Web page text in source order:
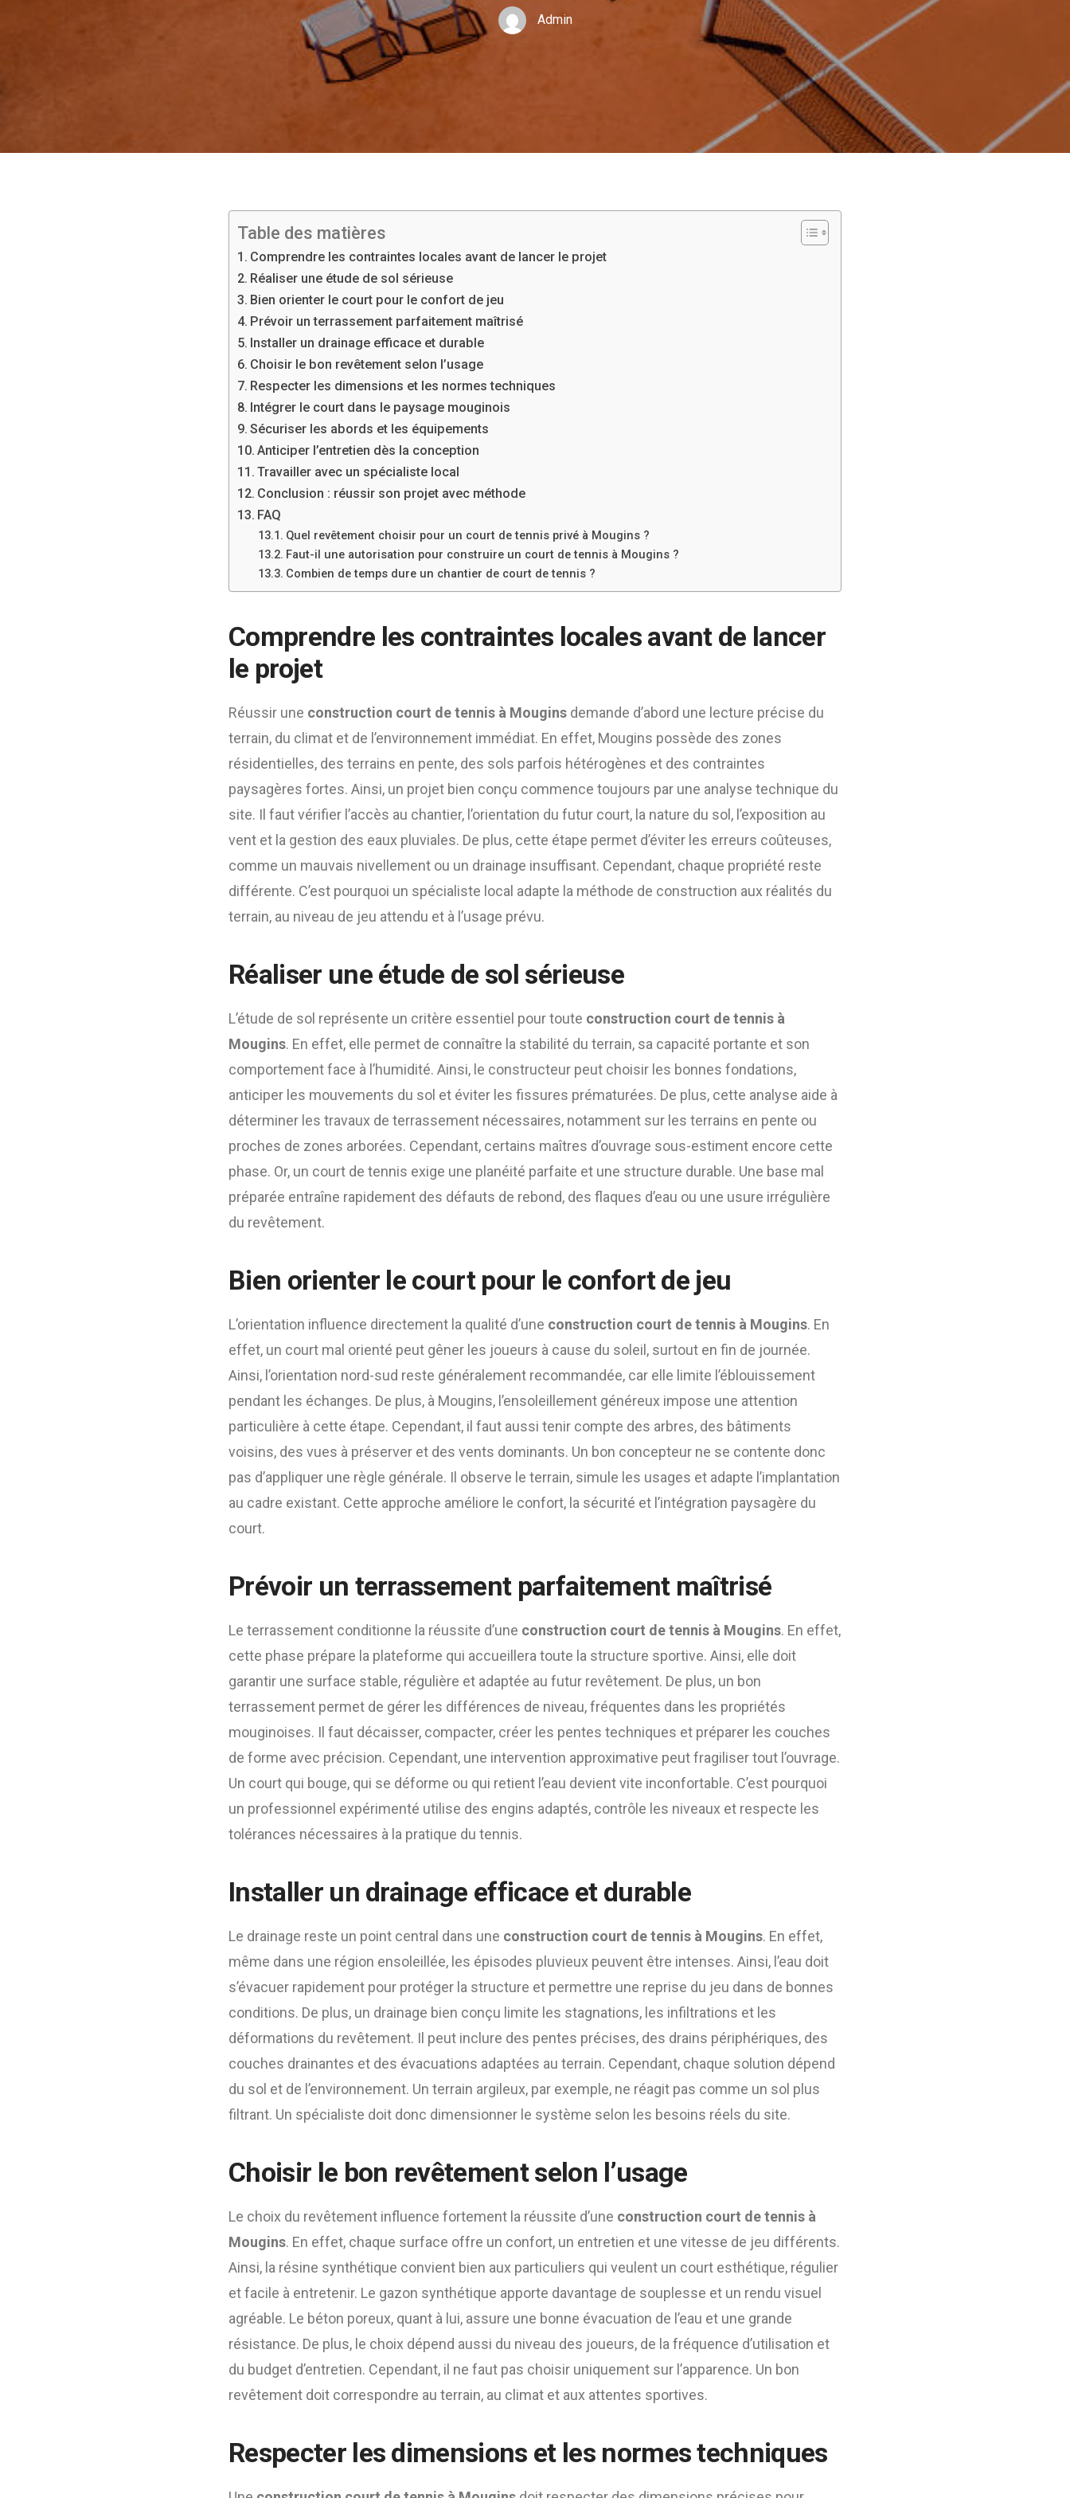
Admin
Table des matières
Comprendre les contraintes locales avant de lancer le projet
Réaliser une étude de sol sérieuse
Bien orienter le court pour le confort de jeu
Prévoir un terrassement parfaitement maîtrisé
Installer un drainage efficace et durable
Choisir le bon revêtement selon l’usage
Respecter les dimensions et les normes techniques
Intégrer le court dans le paysage mouginois
Sécuriser les abords et les équipements
Anticiper l’entretien dès la conception
Travailler avec un spécialiste local
Conclusion : réussir son projet avec méthode
FAQ
Quel revêtement choisir pour un court de tennis privé à Mougins ?
Faut-il une autorisation pour construire un court de tennis à Mougins ?
Combien de temps dure un chantier de court de tennis ?
Comprendre les contraintes locales avant de lancer
le projet
Réussir une construction court de tennis à Mougins demande d’abord une lecture précise du
terrain, du climat et de l’environnement immédiat. En effet, Mougins possède des zones
résidentielles, des terrains en pente, des sols parfois hétérogènes et des contraintes
paysagères fortes. Ainsi, un projet bien conçu commence toujours par une analyse technique du
site. Il faut vérifier l’accès au chantier, l’orientation du futur court, la nature du sol, l’exposition au
vent et la gestion des eaux pluviales. De plus, cette étape permet d’éviter les erreurs coûteuses,
comme un mauvais nivellement ou un drainage insuffisant. Cependant, chaque propriété reste
différente. C’est pourquoi un spécialiste local adapte la méthode de construction aux réalités du
terrain, au niveau de jeu attendu et à l’usage prévu.
Réaliser une étude de sol sérieuse
L’étude de sol représente un critère essentiel pour toute construction court de tennis à
Mougins. En effet, elle permet de connaître la stabilité du terrain, sa capacité portante et son
comportement face à l’humidité. Ainsi, le constructeur peut choisir les bonnes fondations,
anticiper les mouvements du sol et éviter les fissures prématurées. De plus, cette analyse aide à
déterminer les travaux de terrassement nécessaires, notamment sur les terrains en pente ou
proches de zones arborées. Cependant, certains maîtres d’ouvrage sous-estiment encore cette
phase. Or, un court de tennis exige une planéité parfaite et une structure durable. Une base mal
préparée entraîne rapidement des défauts de rebond, des flaques d’eau ou une usure irrégulière
du revêtement.
Bien orienter le court pour le confort de jeu
L’orientation influence directement la qualité d’une construction court de tennis à Mougins. En
effet, un court mal orienté peut gêner les joueurs à cause du soleil, surtout en fin de journée.
Ainsi, l’orientation nord-sud reste généralement recommandée, car elle limite l’éblouissement
pendant les échanges. De plus, à Mougins, l’ensoleillement généreux impose une attention
particulière à cette étape. Cependant, il faut aussi tenir compte des arbres, des bâtiments
voisins, des vues à préserver et des vents dominants. Un bon concepteur ne se contente donc
pas d’appliquer une règle générale. Il observe le terrain, simule les usages et adapte l’implantation
au cadre existant. Cette approche améliore le confort, la sécurité et l’intégration paysagère du
court.
Prévoir un terrassement parfaitement maîtrisé
Le terrassement conditionne la réussite d’une construction court de tennis à Mougins. En effet,
cette phase prépare la plateforme qui accueillera toute la structure sportive. Ainsi, elle doit
garantir une surface stable, régulière et adaptée au futur revêtement. De plus, un bon
terrassement permet de gérer les différences de niveau, fréquentes dans les propriétés
mouginoises. Il faut décaisser, compacter, créer les pentes techniques et préparer les couches
de forme avec précision. Cependant, une intervention approximative peut fragiliser tout l’ouvrage.
Un court qui bouge, qui se déforme ou qui retient l’eau devient vite inconfortable. C’est pourquoi
un professionnel expérimenté utilise des engins adaptés, contrôle les niveaux et respecte les
tolérances nécessaires à la pratique du tennis.
Installer un drainage efficace et durable
Le drainage reste un point central dans une construction court de tennis à Mougins. En effet,
même dans une région ensoleillée, les épisodes pluvieux peuvent être intenses. Ainsi, l’eau doit
s’évacuer rapidement pour protéger la structure et permettre une reprise du jeu dans de bonnes
conditions. De plus, un drainage bien conçu limite les stagnations, les infiltrations et les
déformations du revêtement. Il peut inclure des pentes précises, des drains périphériques, des
couches drainantes et des évacuations adaptées au terrain. Cependant, chaque solution dépend
du sol et de l’environnement. Un terrain argileux, par exemple, ne réagit pas comme un sol plus
filtrant. Un spécialiste doit donc dimensionner le système selon les besoins réels du site.
Choisir le bon revêtement selon l’usage
Le choix du revêtement influence fortement la réussite d’une construction court de tennis à
Mougins. En effet, chaque surface offre un confort, un entretien et une vitesse de jeu différents.
Ainsi, la résine synthétique convient bien aux particuliers qui veulent un court esthétique, régulier
et facile à entretenir. Le gazon synthétique apporte davantage de souplesse et un rendu visuel
agréable. Le béton poreux, quant à lui, assure une bonne évacuation de l’eau et une grande
résistance. De plus, le choix dépend aussi du niveau des joueurs, de la fréquence d’utilisation et
du budget d’entretien. Cependant, il ne faut pas choisir uniquement sur l’apparence. Un bon
revêtement doit correspondre au terrain, au climat et aux attentes sportives.
Respecter les dimensions et les normes techniques